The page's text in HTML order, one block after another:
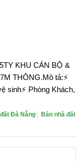
KHU CÁN BỘ &
THÔNG.Mô tả:⚡️
sinh⚡️ Phòng Khách,
Đà Nẵng
Bán nhà đất